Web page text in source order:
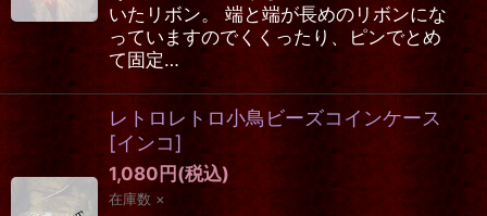
いたリボン。 端と端が長めのリボンにな
っていますのでくくったり、ピンでとめ
て固定…
レトロレトロ小鳥ビーズコインケース
[インコ]
1,080円(税込)
在庫数 ×